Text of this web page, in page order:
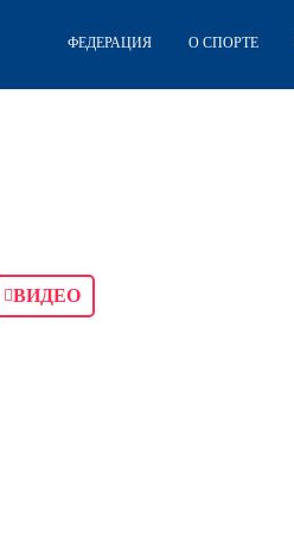
ФЕДЕРАЦИЯ О СПОРТЕ
ВИДЕО